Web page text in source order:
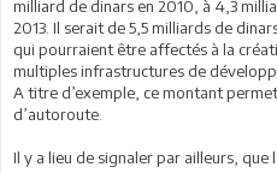
milliard de dinars en 2010, à 4,3
2013. Il serait de 5,5 milliards de
qui pourraient être affectés à la
multiples infrastructures de
A titre d’exemple, ce montant
d’autoroute.
Il y a lieu de signaler par ailleurs, que